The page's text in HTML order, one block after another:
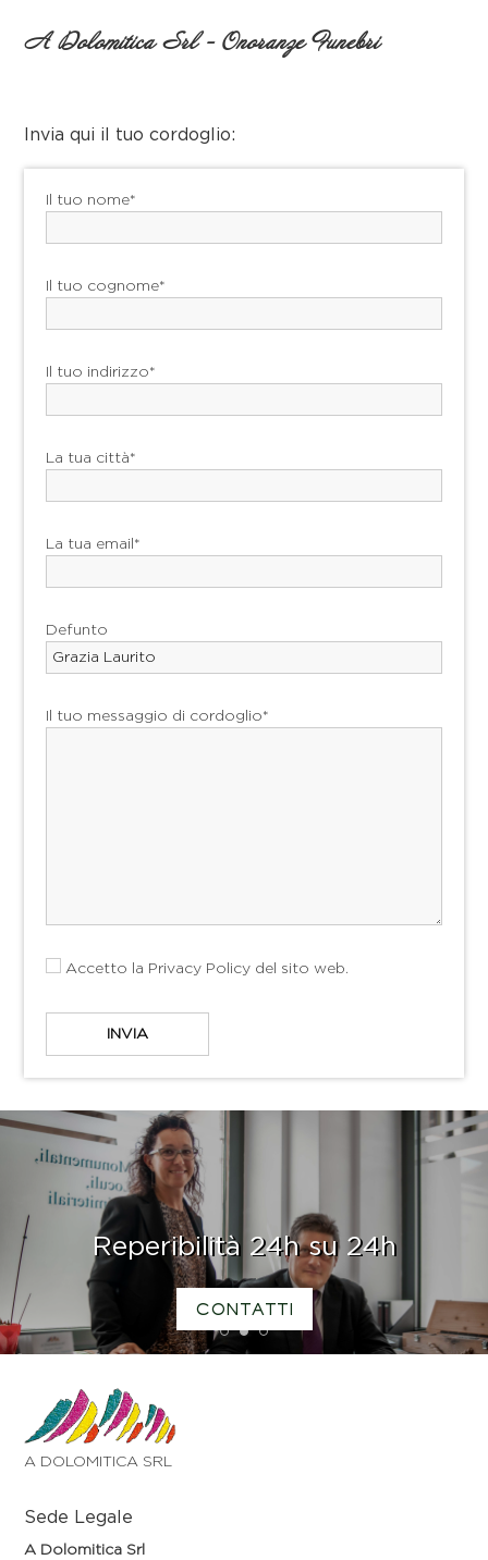
A Dolomitica Srl - Onoranze Funebri
Invia qui il tuo cordoglio:
Il tuo nome*
Il tuo cognome*
Il tuo indirizzo*
La tua città*
La tua email*
Defunto
Il tuo messaggio di cordoglio*
Accetto la Privacy Policy del sito web.
1 2 3
Reperibilità 24h su 24h
CONTATTI
A DOLOMITICA SRL
Sede Legale
A Dolomitica Srl